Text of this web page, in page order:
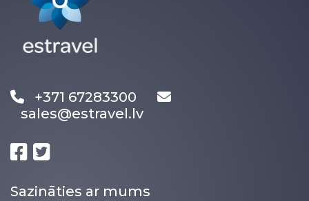
+371 67283300
sales@estravel.lv
Sazināties ar mums